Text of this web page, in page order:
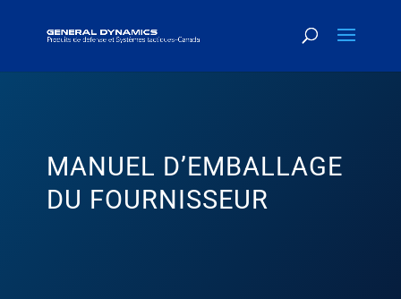
MANUEL D’EMBALLAGE
DU FOURNISSEUR